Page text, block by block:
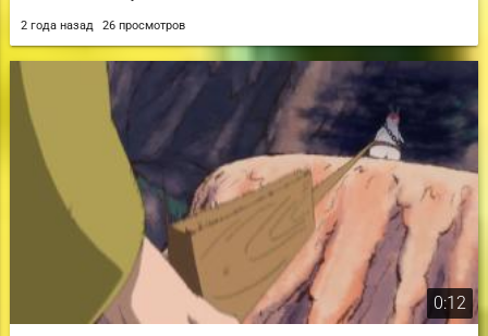
2 года назад 26 просмотров
0:12